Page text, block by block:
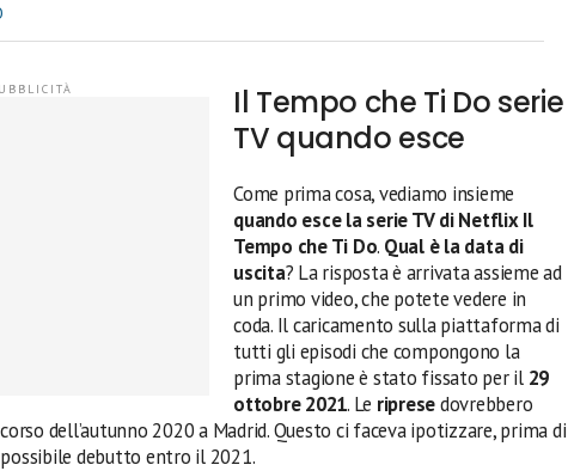
Il Tempo che Ti Do serie
TV quando esce
Come prima cosa, vediamo insieme
quando esce la serie TV di Netflix Il
Tempo che Ti Do. Qual è la data di
uscita? La risposta è arrivata assieme ad
un primo video, che potete vedere in
coda. Il caricamento sulla piattaforma di
tutti gli episodi che compongono la
prima stagione è stato fissato per il 29
ottobre 2021. Le ripresedovrebbero
dell’autunno 2020 a Madrid. Questo ci faceva ipotizzare, prima di
debutto entro il 2021.